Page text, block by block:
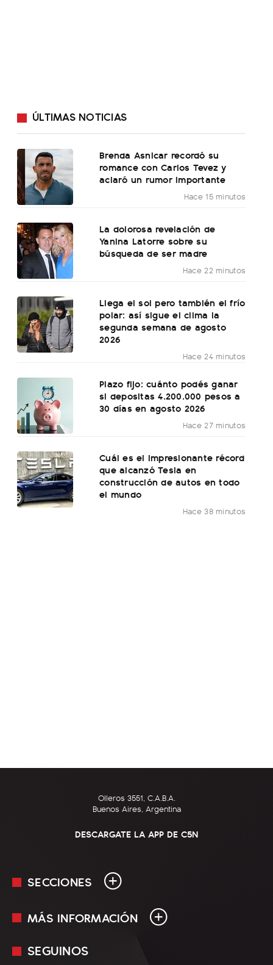
ÚLTIMAS NOTICIAS
Brenda Asnicar recordó su
romance con Carlos Tevez y
aclaró un rumor importante
Hace 15 minutos
La dolorosa revelación de
Yanina Latorre sobre su
búsqueda de ser madre
Hace 22 minutos
Llega el sol pero también el frío
polar: así sigue el clima la
segunda semana de agosto
2026
Hace 24 minutos
Plazo fijo: cuánto podés ganar
si depositas 4.200.000 pesos a
30 días en agosto 2026
Hace 27 minutos
Cuál es el impresionante récord
que alcanzó Tesla en
construcción de autos en todo
el mundo
Hace 38 minutos
Olleros 3551, C.A.B.A.
Buenos Aires, Argentina
DESCARGATE LA APP DE C5N
SECCIONES
En Vivo
MÁS INFORMACIÓN
Mediakit
SEGUINOS